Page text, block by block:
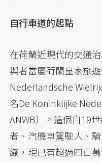
自行車道的起點
在荷蘭近現代的交通
與者當屬荷蘭皇家旅
Nederlandsche
名De Koninklijke
ANWB）。這個自19
者、汽機車駕駛人、
織，現已有超過四百